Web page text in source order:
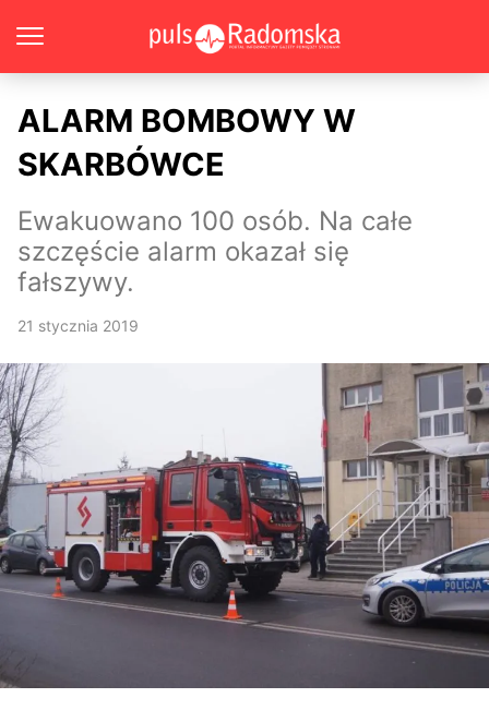
ALARM BOMBOWY W
SKARBÓWCE
Ewakuowano 100 osób. Na całe
szczęście alarm okazał się
fałszywy.
21 stycznia 2019